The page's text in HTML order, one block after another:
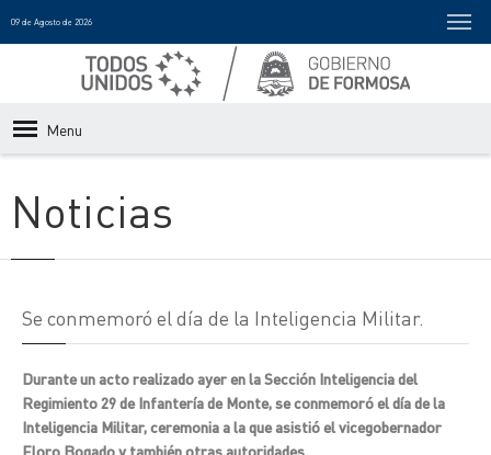
09 de Agosto de 2026
Menu
Noticias
Se conmemoró el día de la Inteligencia Militar.
Durante un acto realizado ayer en la Sección Inteligencia del
Regimiento 29 de Infantería de Monte, se conmemoró el día de la
Inteligencia Militar, ceremonia a la que asistió el vicegobernador
Floro Bogado y también otras autoridades...